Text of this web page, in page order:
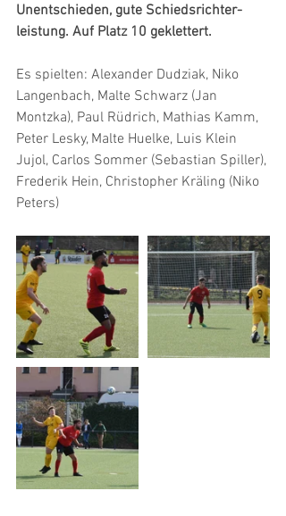
Unentschieden, gute Schiedsrichter-
leistung. Auf Platz 10 geklettert.
Es spielten: Alexander Dudziak, Niko
Langenbach, Malte Schwarz (Jan
Montzka), Paul Rüdrich, Mathias Kamm,
Peter Lesky, Malte Huelke, Luis Klein
Jujol, Carlos Sommer (Sebastian Spiller),
Frederik Hein, Christopher Kräling (Niko
Peters)